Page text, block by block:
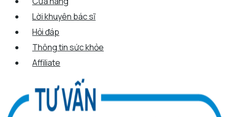
Lời khuyên bác sĩ
Hỏi đáp
Thông tin sức khỏe
Affiliate